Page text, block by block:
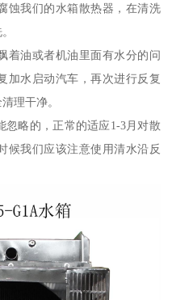
蚀我们的水箱散热器，在清洗
油或者机油里面有水分的问
加水启动汽车，再次进行反复
理干净。
略的，正常的适应1-3月对散
候我们应该注意使用清水沿反